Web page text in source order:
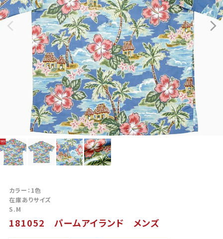
カラー：1色
在庫ありサイズ
S.M
181052 パームアイランド メンズ